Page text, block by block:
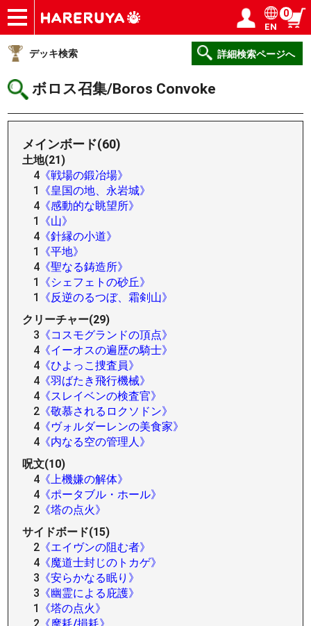
ショップ
買取
記事
デッキ検索
デッキ構築
選手一覧
店舗一覧
イベント
ヘルプ
お問い合わせ ログイン／会員登録
EN
0
デッキ検索 詳細検索ページへ
ボロス召集/Boros Convoke
メインボード(60)
土地(21)
4 《戦場の鍛冶場》
1
《皇国の地、永岩城》
4 《感動的な眺望所》
1
《山》
4 《針縁の小道》
1
《平地》
4 《聖なる鋳造所》
1
《シェフェトの砂丘》
1
《反逆のるつぼ、霜剣山》
クリーチャー(29)
3 《コスモグランドの頂点》
4 《イーオスの遍歴の騎士》
4 《ひよっこ捜査員》
4 《羽ばたき飛行機械》
4 《スレイベンの検査官》
2 《敬慕されるロクソドン》
4 《ヴォルダーレンの美食家》
4 《内なる空の管理人》
呪文(10)
4 《上機嫌の解体》
4 《ポータブル・ホール》
2 《塔の点火》
サイドボード(15)
2 《エイヴンの阻む者》
4 《魔道士封じのトカゲ》
3 《安らかなる眠り》
3 《幽霊による庇護》
1
《塔の点火》